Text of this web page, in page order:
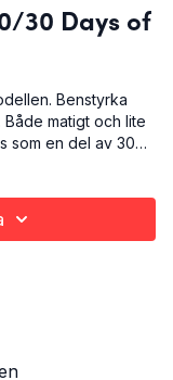
30 Days of
Benstyrka
matigt och lite
som en del av 30
skapat med ett